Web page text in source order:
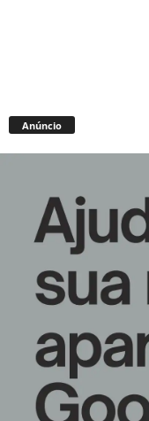
Anúncio